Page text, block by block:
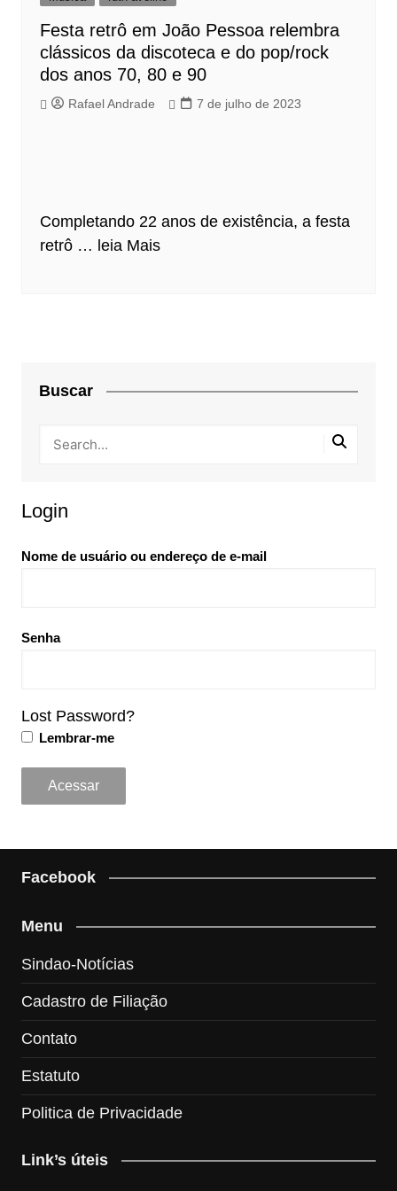
Festa retrô em João Pessoa relembra
clássicos da discoteca e do pop/rock
dos anos 70, 80 e 90
Rafael Andrade 7 de julho de 2023
Completando 22 anos de existência, a festa
retrô … leia Mais
Buscar
Login
Nome de usuário ou endereço de e-mail
Senha
Lost Password?
Lembrar-me
Facebook
Menu
Sindao-Notícias
Cadastro de Filiação
Contato
Estatuto
Politica de Privacidade
Link’s úteis